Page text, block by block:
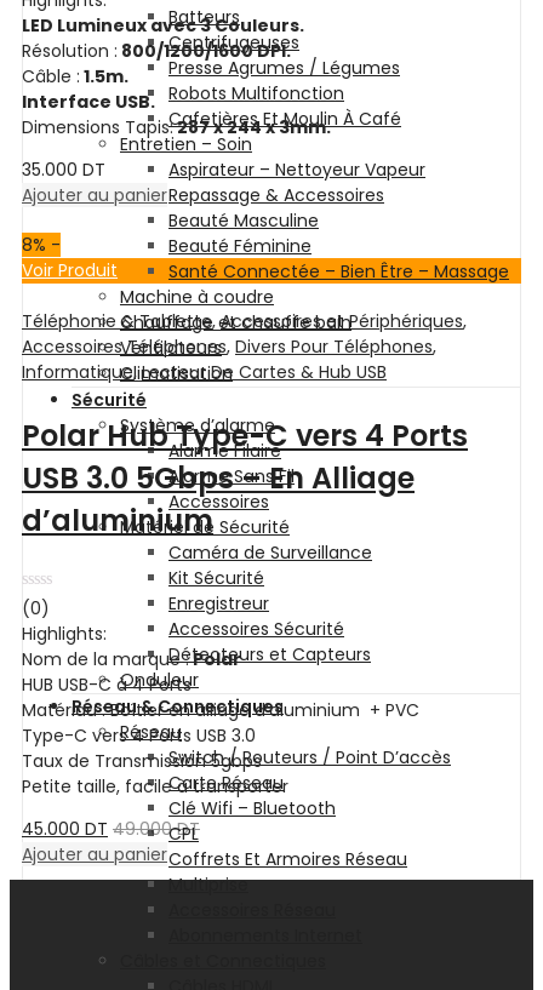
Batteurs
Centrifugeuses
Presse Agrumes / Légumes
Robots Multifonction
Cafetières Et Moulin À Café
Entretien – Soin
Aspirateur – Nettoyeur Vapeur
Repassage & Accessoires
Beauté Masculine
Beauté Féminine
Santé Connectée – Bien Être – Massage
Machine à coudre
Chauffage et chauffe bain
Ventilateurs
Climatisation
Sécurité
Système d’alarme
Alarme Filaire
Alarme Sans Fil
Accessoires
Matériel de Sécurité
Caméra de Surveillance
Kit Sécurité
Enregistreur
Accessoires Sécurité
Détecteurs et Capteurs
Onduleur
Réseau & Connectiques
Réseau
Switch / Routeurs / Point D’accès
Carte Réseau
Clé Wifi – Bluetooth
CPL
Coffrets Et Armoires Réseau
Multiprise
sur
5LED Lumineux avec 3 Couleurs.
Résolution : 800/1200/1600 DPI.
Câble : 1.5m.
Interface USB.
Dimensions Tapis:287 x 244 x 3mm.
35.000 DT
Ajouter au panier
8% -
Voir Produit
Téléphonie & Tablette,Accessoires et Périphériques,
Accessoires Téléphones, Divers Pour Téléphones,
Informatique,Lecteur De Cartes & Hub USB
Polar Hub Type-C vers 4 Ports
USB 3.0 5Gbps – En Alliage
d’aluminium
Note
0
sur
5
(0)
Highlights:
Nom de la marque :Polar
HUB USB-C à 4 Ports
Matériau : Boîtier en alliage d’aluminium + PVC
Type-C vers 4 Ports USB 3.0
Taux de Transmission 5gbps
Petite taille, facile à transporter
45.000 DT 49.000DT
Ajouter au panier